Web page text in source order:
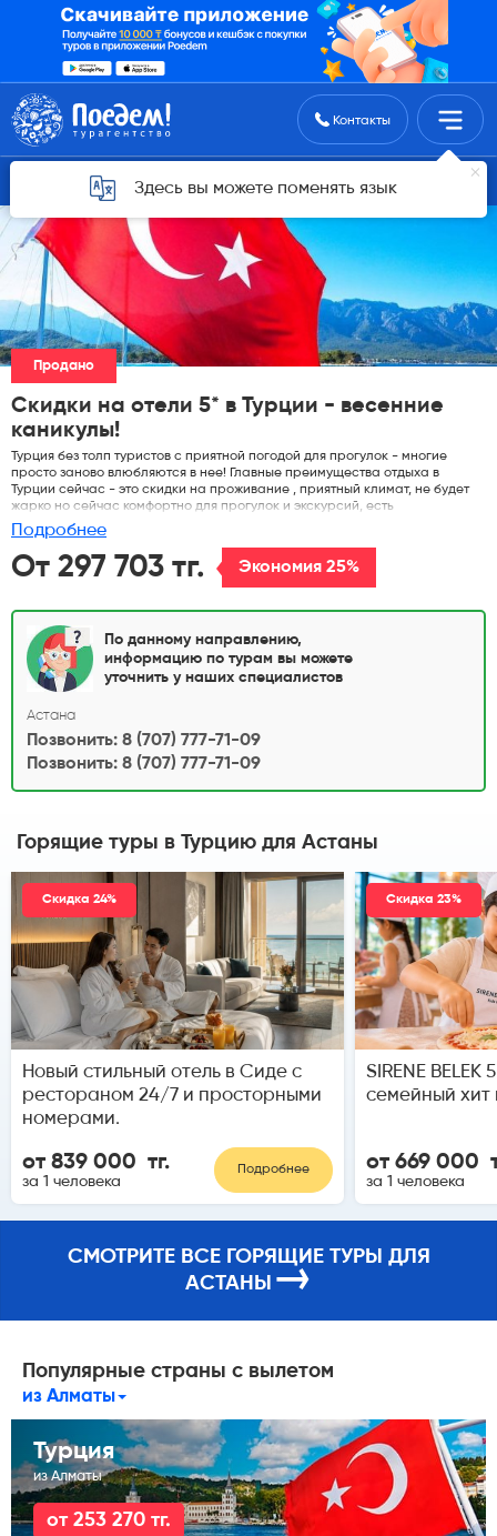
Поиск туровКонтакты
Здесь вы можете поменять язык
Горящие туры для Астаны
Продано
Скидки на отели 5* в Турции - весенние
каникулы!
Турция без толп туристов с приятной погодой для прогулок - многие
просто заново влюбляются в нее! Главные преимущества отдыха в
Турции сейчас - это скидки на проживание , приятный климат, не будет
жарко но сейчас комфортно для прогулок и экскурсий, есть
подогреваемые бассейны - они восполнят дефицит моря!
Подробнее
От 297 703 тг. Экономия 25%
По данному направлению,
информацию по турам вы можете
уточнить у наших специалистов
Астана
Позвонить: 8 (707) 777-71-09
Позвонить: 8 (707) 777-71-09
Горящие туры в Турцию для Астаны
Скидка 24%
Новый стильный отель в Сиде с
рестораном 24/7 и просторными
номерами.
от 839 000 тг.
за 1 человека
Подробнее
Скидка 23%
SIRENE
семейный хит
от 669 000
за 1 человека
СМОТРИТЕ ВСЕ ГОРЯЩИЕ ТУРЫ ДЛЯ
АСТАНЫ →
Популярные страны с вылетом
из Алматы
Турция
из Алматы
от 253 270 тг.